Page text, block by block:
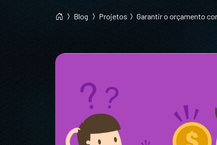
Blog Projetos Garantir o orçamento